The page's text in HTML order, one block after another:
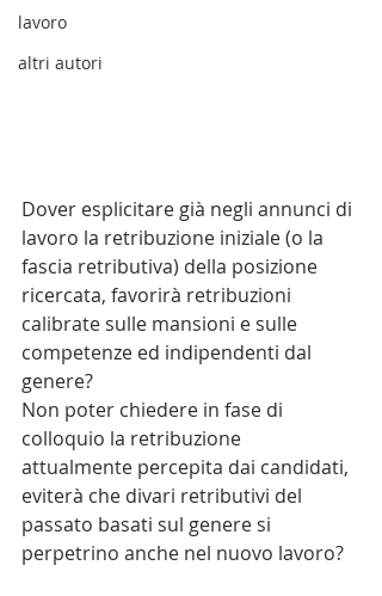
lavoro
altri autori
Dover esplicitare già negli annunci di
lavoro la retribuzione iniziale (o la
fascia retributiva) della posizione
ricercata, favorirà retribuzioni
calibrate sulle mansioni e sulle
competenze ed indipendenti dal
genere?
Non poter chiedere in fase di
colloquio la retribuzione
attualmente percepita dai candidati,
eviterà che divari retributivi del
passato basati sul genere si
perpetrino anche nel nuovo lavoro?